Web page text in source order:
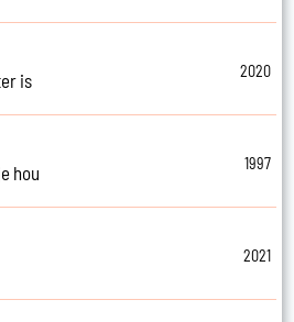
is
2020
hou
1997
2021